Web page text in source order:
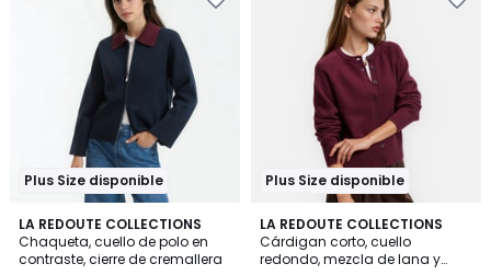
Plus Size disponible
LA REDOUTE COLLECTIONS
Chaqueta, cuello de polo en
contraste, cierre de cremallera
5
/
5
Plus Size disponible
LA REDOUTE COLLECTIONS
Cárdigan corto, cuello
redondo, mezcla de lana y
4,7
/ 5
2
Colores